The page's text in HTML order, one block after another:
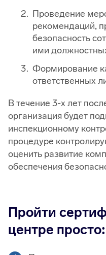
Проведение
рекомендаций,
безопасность
ими
Формирование
ответственных
В течение 3-х лет
организация будет
инспекционному
процедуре
оценить развитие
обеспечения
Пройти
центре просто: